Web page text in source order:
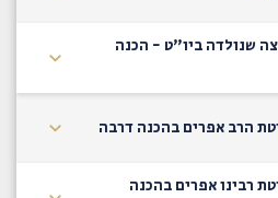
שנולדה ביו"ט - הכנה
הרב אפרים בהכנה דרבה
רבינו אפרים בהכנה